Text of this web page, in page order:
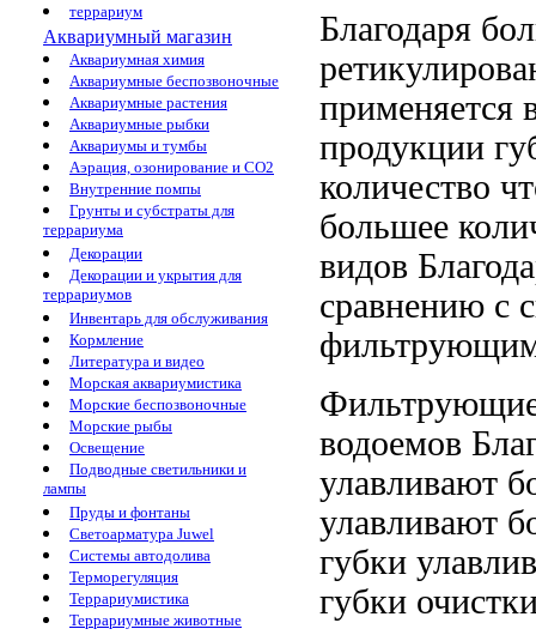
террариум
Аквариумный магазин
Аквариумная химия
Аквариумные беспозвоночные
Аквариумные растения
Аквариумные рыбки
Аквариумы и тумбы
Аэрация, озонирование и CO2
Внутренние помпы
Грунты и субстраты для
террариума
Декорации
Декорации и укрытия для
террариумов
Инвентарь для обслуживания
Кормление
Литература и видео
Морская аквариумистика
Морские беспозвоночные
Морские рыбы
Освещение
Подводные светильники и
лампы
Пруды и фонтаны
Светоарматура Juwel
Системы автодолива
Терморегуляция
Террариумистика
Террариумные животные
Благодаря
применяется
продукции
количество
большее
видов
сравнению с
водоемов
улавливают
улавливают
губки
губки